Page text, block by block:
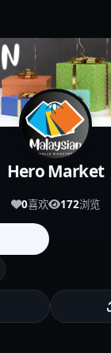
Hero Market
0喜欢 172浏览